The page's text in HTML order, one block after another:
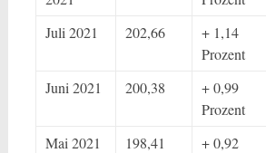
Juli 2021 202,66
+ 1,14
Prozent
Juni 2021 200,38
+ 0,99
Prozent
Mai 2021 198,41
+ 0,92